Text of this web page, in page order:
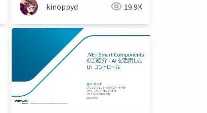
kinoppyd 19.9K